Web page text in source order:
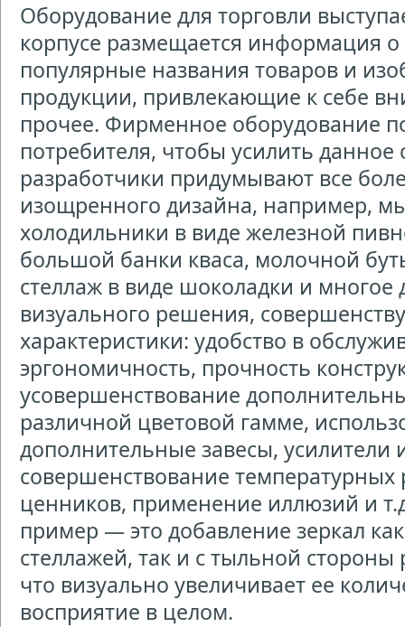
Оборудование для торговли
корпусе размещается информация о
популярные названия товаров и
продукции, привлекающие к себе
прочее. Фирменное оборудование
потребителя, чтобы усилить
разработчики придумывают все
изощренного дизайна, например,
холодильники в виде железной
большой банки кваса, молочной
стеллаж в виде шоколадки и
визуального решения,
характеристики: удобство в
эргономичность, прочность
усовершенствование
различной цветовой гамме,
дополнительные завесы, усилители
совершенствование
ценников, применение иллюзий и
пример — это добавление зеркал
стеллажей, так и с тыльной
что визуально увеличивает ее
восприятие в целом.